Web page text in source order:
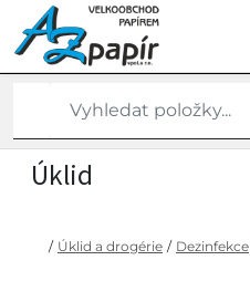
Úklid
/ Úklid a drogérie / Dezinfekce